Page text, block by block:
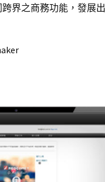
界之商務功能，發展